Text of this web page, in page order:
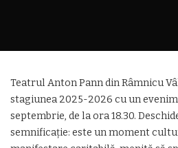
Teatrul Anton Pann din Râmnicu
stagiunea 2025-2026 cu un
septembrie, de la ora 18.30.
semnificație: este un moment